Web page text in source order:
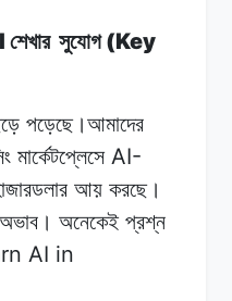
শেখার সুযোগ(Key
পড়েছে।আমাদের
মার্কেটপ্লেসেAI-
আয় করছে।
অভাব। অনেকেই প্রশ্ন
AI in